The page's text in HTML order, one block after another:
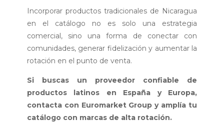
Incorporar productos tradicionales de Nicaragua
en el catálogo no es solo una estrategia
comercial, sino una forma de conectar con
comunidades, generar fidelización y aumentar la
rotación en el punto de venta.
Si buscas un proveedor confiable de
productos latinos en España y Europa,
contacta con Euromarket Group y amplía tu
catálogo con marcas de alta rotación.